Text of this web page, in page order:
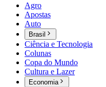
Agro
Apostas
Auto
Brasil
Ciência e Tecnologia
Colunas
Copa do Mundo
Cultura e Lazer
Economia